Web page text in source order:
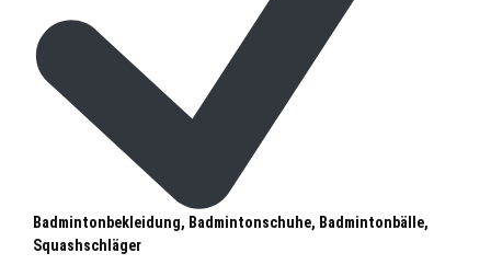
Badmintonbekleidung, Badmintonschuhe, Badmintonbälle,
Squashschläger